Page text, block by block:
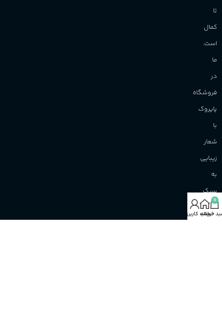
تا
کمال
است.
ما
در
فروشگاه
پاپروک
با
شعار
زیبایی
به
سبک
نو!
0
خریدخانه
حساب کاربری من